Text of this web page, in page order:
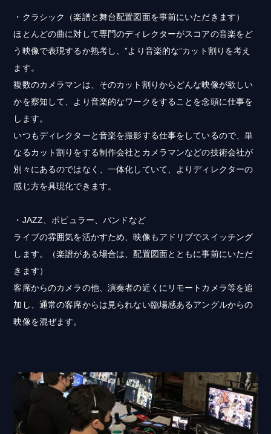
・クラシック（楽譜と舞台配置図面を事前にいただきます）
ほとんどの曲に対して専門のディレクターがスコアの音楽をど
う映像で表現するか熟考し、”より音楽的な”カット割りを考え
ます。
複数のカメラマンは、そのカット割りからどんな映像が欲しい
かを察知して、より音楽的なワークをすることを念頭に仕事を
します。
いつもディレクターと音楽を撮影する仕事をしているので、単
なるカット割りをする制作会社とカメラマンなどの技術会社が
別々にあるのではなく、一体化していて、よりディレクターの
感じ方を具現化できます。
・JAZZ、ポピュラー、バンドなど
ライブの雰囲気を活かすため、映像もアドリブでスイッチング
します。（楽譜がある場合は、配置図面とともに事前にいただ
きます）
客席からのカメラの他、演奏者の近くにリモートカメラ等を追
加し、通常の客席からは見られない臨場感あるアングルからの
映像を混ぜます。